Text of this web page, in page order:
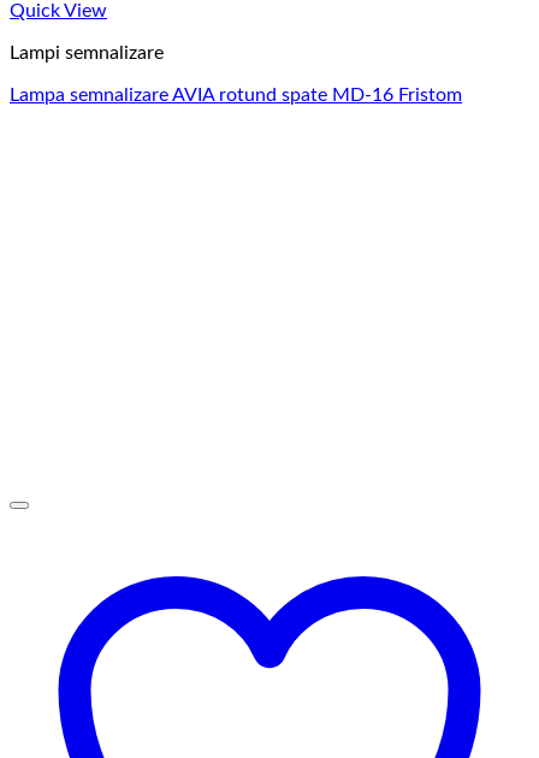
Quick View
Lampi semnalizare
Lampa semnalizare AVIA rotund spate MD-16 Fristom